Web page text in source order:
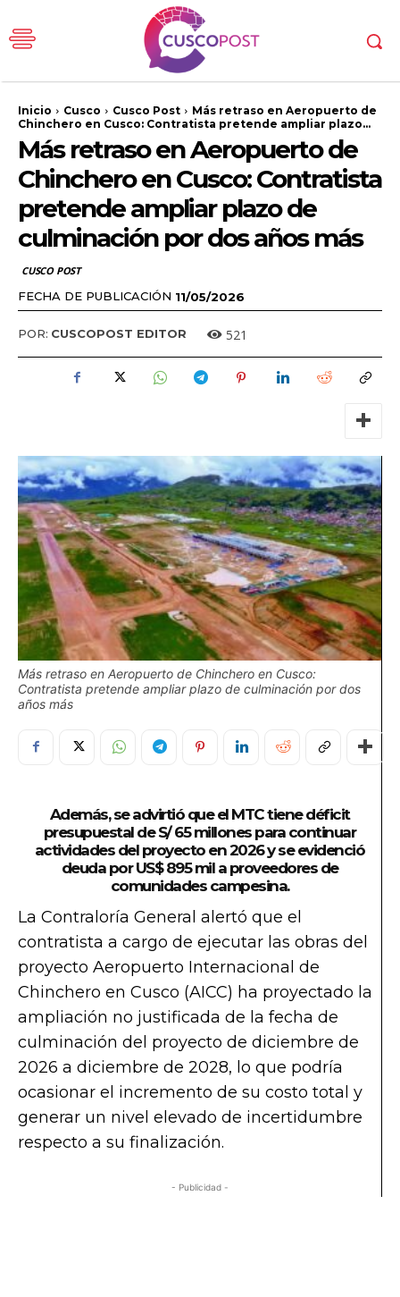
Inicio Cusco Cusco Post
Más retraso en Aeropuerto de
Chinchero en Cusco: Contratista pretende ampliar plazo...
Más retraso en Aeropuerto de
Chinchero en Cusco: Contratista
pretende ampliar plazo de
culminación por dos años más
CUSCO POST
FECHA DE PUBLICACIÓN 11/05/2026
POR: CUSCOPOST EDITOR 521
Más retraso en Aeropuerto de Chinchero en Cusco:
Contratista pretende ampliar plazo de culminación por dos
años más
Además, se advirtió que el MTC tiene déficit
presupuestal de S/ 65 millones para continuar
actividades del proyecto en 2026 y se evidenció
deuda por US$ 895 mil a proveedores de
comunidades campesina.
La Contraloría General alertó que el
contratista a cargo de ejecutar las obras del
proyecto Aeropuerto Internacional de
Chinchero en Cusco (AICC) ha proyectado la
ampliación no justificada de la fecha de
culminación del proyecto de diciembre de
2026 a diciembre de 2028, lo que podría
ocasionar el incremento de su costo total y
generar un nivel elevado de incertidumbre
respecto a su finalización.
- Publicidad -